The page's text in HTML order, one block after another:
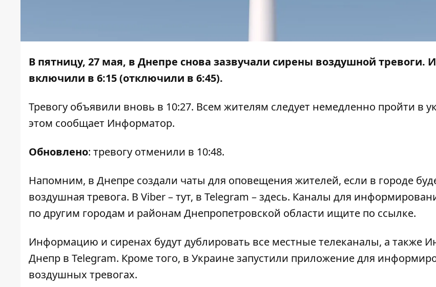
В пятницу, 27 мая, в Днепре снова зазвучали сирены воздушной тревоги.
включили в 6:15 (отключили в 6:45).
Тревогу объявили вновь в 10:27. Всем жителям следует немедленно пройти в
этом сообщает Информатор.
Обновлено: тревогу отменили в 10:48.
Напомним, в Днепре создали чаты для оповещения жителей, если в городе
воздушная тревога. В Viber –тут, в Telegram –здесь. Каналы для
по другим городам и районам Днепропетровской области ищите по ссылке.
Информацию и сиренах будут дублировать все местные телеканалы, а также
Днепр в Telegram. Кроме того, в Украине запустили приложениедля
воздушных тревогах.